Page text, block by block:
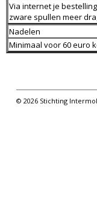
Via internet je
zware spullen meer
Nadelen
Minimaal voor 60 euro
© 2026 Stichting